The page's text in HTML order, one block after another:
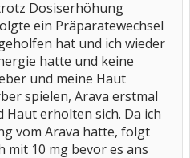
Dosiserhöhung
ein Präparatewechsel
hat und ich wieder
hatte und keine
und meine Haut
spielen, Arava erstmal
erholten sich. Da ich
vom Arava hatte, folgt
mit 10 mg bevor es ans